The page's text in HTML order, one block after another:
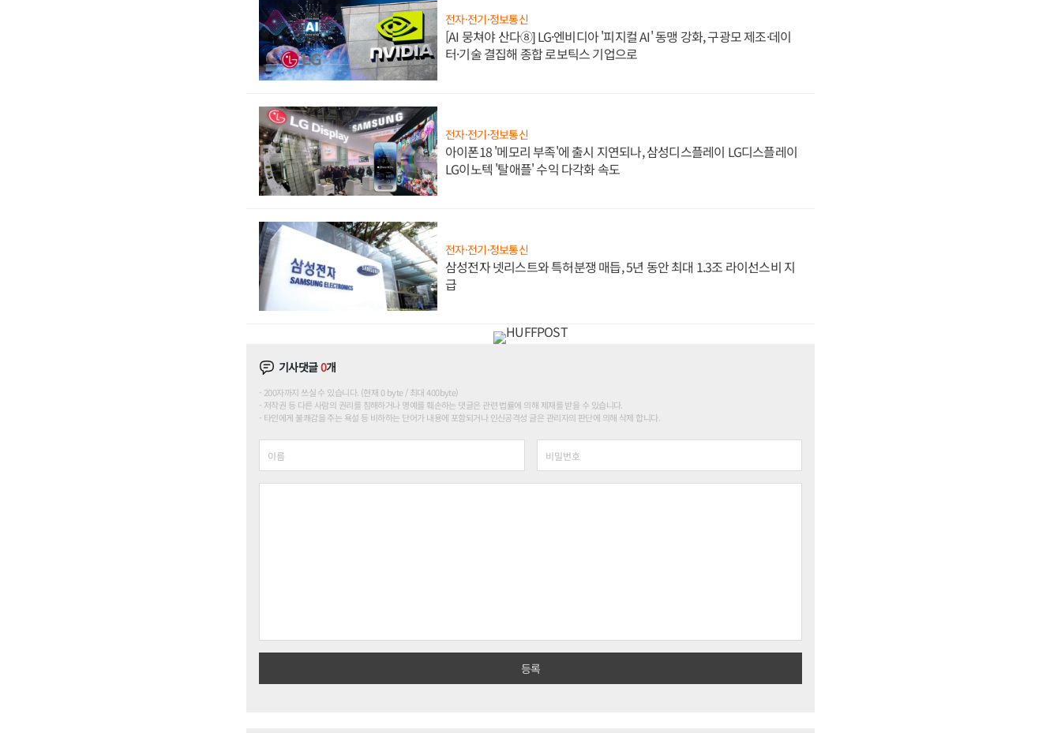
전자·전기·정보통신
[AI 뭉쳐야 산다⑧] LG·엔비디아 '피지컬 AI' 동맹 강화, 구광모 제조·데이
터·기술 결집해 종합 로보틱스 기업으로
전자·전기·정보통신
아이폰18 '메모리 부족'에 출시 지연되나, 삼성디스플레이 LG디스플레이
LG이노텍 '탈애플' 수익 다각화 속도
전자·전기·정보통신
삼성전자 넷리스트와 특허분쟁 매듭, 5년 동안 최대 1.3조 라이선스비 지
급
기사댓글0개
200자까지 쓰실 수 있습니다. (현재 0 byte / 최대 400byte)
저작권 등 다른 사람의 권리를 침해하거나 명예를 훼손하는 댓글은 관련 법률에 의해 제재를 받을 수 있습니다.
타인에게 불쾌감을 주는 욕설 등 비하하는 단어가 내용에 포함되거나 인신공격성 글은 관리자의 판단에 의해 삭제 합니다.